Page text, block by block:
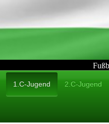
1.C-Jugend 2.C-Jugend